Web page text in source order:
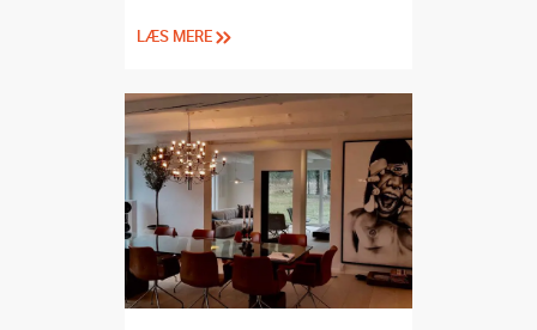
LÆS MERE